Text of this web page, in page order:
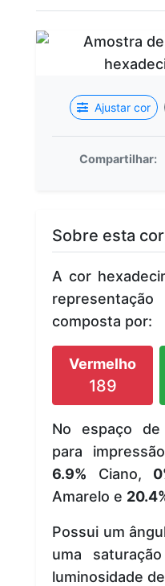
Ajustar cor
Compartilhar:
Sobre esta cor
A cor
composta por:
Vermelho
189
No espaço
para
6.9% Ciano,
Amarelo e
Possui um
uma
luminosidade de